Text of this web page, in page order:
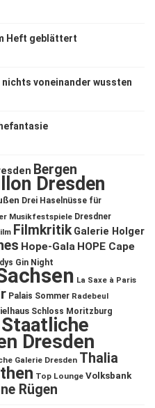
Heft geblättert
nichts voneinander wussten
Bergen
Dresden
Drei Haselnüsse für
Musikfestspiele Dresdner
Filmkritik Galerie Holger
Hope-Gala HOPE Cape
Gin Night
La Saxe à Paris
Palais Sommer Radebeul
Schloss Moritzburg
Staatliche
Dresden
Galerie Dresden Thalia
Top Lounge Volksbank
Rügen